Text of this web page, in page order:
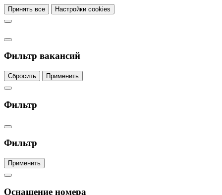
Принять все Настройки cookies
Фильтр вакансий
Сбросить Применить
Фильтр
Фильтр
Применить
Оснащение номера